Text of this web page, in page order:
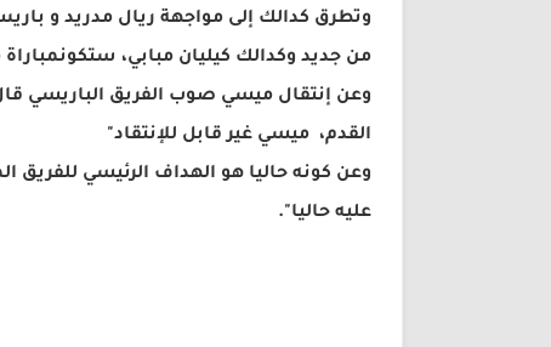
وتطرق كدالك إلى مواجهة ريال مدريد و
من جديد وكدالك كيليان مبابي، ستكونمباراة
وعن إنتقال ميسي صوب الفريق الباريسي
القدم، ميسي غير قابل للإنتقاد"
وعن كونه حاليا هو الهداف الرئيسي للفريق
عليه حاليا".